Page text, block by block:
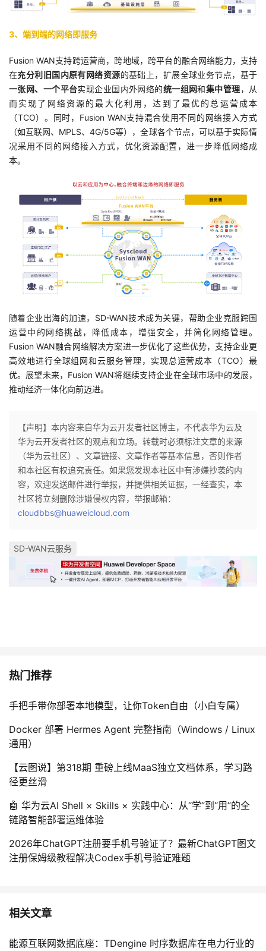
3、端到端的网络即服务
Fusion WAN支持跨运营商，跨地域，跨平台的融合网络能力，支持
在充分利旧国内原有网络资源的基础上，扩展全球业务节点，基于
一张网、一个平台实现企业国内外网络的统一组网和集中管理，从
而实现了网络资源的最大化利用，达到了最优的总运营成本
（TCO）。同时，Fusion WAN支持混合使用不同的网络接入方式
（如互联网、MPLS、4G/5G等），全球各个节点，可以基于实际情
况采用不同的网络接入方式，优化资源配置，进一步降低网络成
本。
随着企业出海的加速，SD-WAN技术成为关键，帮助企业克服跨国
运营中的网络挑战，降低成本，增强安全，并简化网络管理。
Fusion WAN融合网络解决方案进一步优化了这些优势，支持企业更
高效地进行全球组网和云服务管理，实现总运营成本（TCO）最
优。展望未来，Fusion WAN将继续支持企业在全球市场中的发展，
推动经济一体化向前迈进。
【声明】本内容来自华为云开发者社区博主，不代表华为云及
华为云开发者社区的观点和立场。转载时必须标注文章的来源
（华为云社区）、文章链接、文章作者等基本信息，否则作者
和本社区有权追究责任。如果您发现本社区中有涉嫌抄袭的内
容，欢迎发送邮件进行举报，并提供相关证据，一经查实，本
社区将立刻删除涉嫌侵权内容，举报邮箱：
cloudbbs@huaweicloud.com
SD-WAN云服务
热门推荐
手把手带你部署本地模型，让你Token自由（小白专属）
Docker 部署 Hermes Agent 完整指南（Windows / Linux
通用）
【云图说】第318期 重磅上线MaaS独立文档体系，学习路
径更丝滑
🤖 华为云AI Shell × Skills × 实践中心：从“学”到“用”的全
链路智能部署运维体验
2026年ChatGPT注册要手机号验证了？最新ChatGPT图文
注册保姆级教程解决Codex手机号验证难题
相关文章
能源互联网数据底座：TDengine 时序数据库在电力行业的